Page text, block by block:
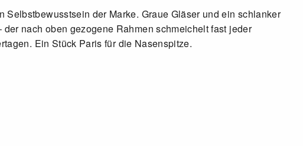
der Marke. Graue Gläser und ein schlanker
nach oben gezogene Rahmen schmeichelt fast jeder
Ein Stück Paris für die Nasenspitze.